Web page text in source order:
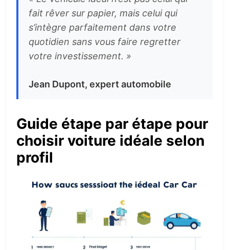
fait rêver sur papier, mais celui qui
s’intègre parfaitement dans votre
quotidien sans vous faire regretter
votre investissement. »
Jean Dupont, expert automobile
Guide étape par étape pour
choisir voiture idéale selon
profil